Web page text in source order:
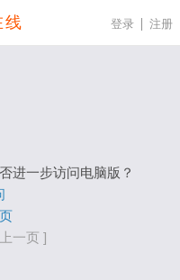
线 登录 注册
进一步访问电脑版？
一页 ]